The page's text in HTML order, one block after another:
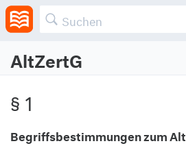
AltZertG
Gesetz über die Zertifizierung von Altersvorsorge-
Zuletzt geändert am 26.5.2026 (BGBl. I S.
§ 1
Begriffsbestimmungen zum